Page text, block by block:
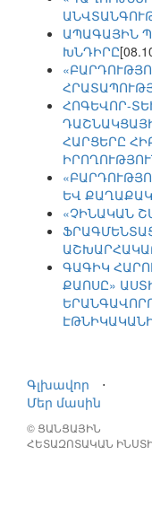
ԱՊԱԳԱՅԻՆ
ԽՆԴԻՐԸ
ՀՈԳԵՎՈՐ-
ՀԱՐՑԵՐԸ
ԵՎ
«ՉԻՆԱԿԱՆ
ԳԱԳԻԿ
ՔԱՈՍԸ»
Գլխավոր
⋅
Մեր մասին
© ՑԱՆՑԱՅԻՆ
ՀԵՏԱԶՈՏԱԿԱՆ